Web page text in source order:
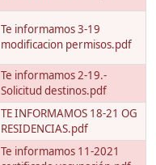
Te informamos 3-19
modificacion permisos.pdf
Te informamos 2-19.-
Solicitud destinos.pdf
TE INFORMAMOS 18-21 OG
RESIDENCIAS.pdf
Te informamos 11-2021